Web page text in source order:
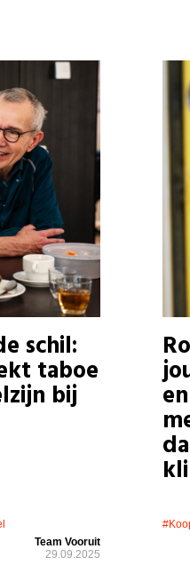
schil:
taboe
bij
Team Vooruit
29.09.2025